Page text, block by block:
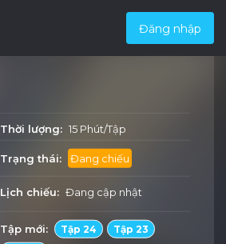
Đăng nhập
Thời lượng: 15 Phút/Tập
Trạng thái: Đang chiếu
Lịch chiếu: Đang cập nhật
Tập mới: Tập 24
Tập 23